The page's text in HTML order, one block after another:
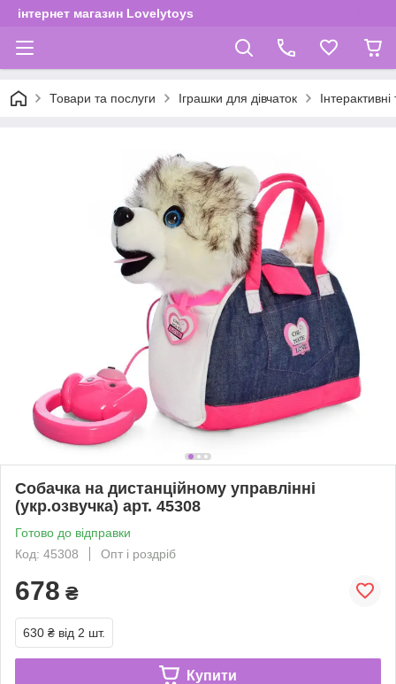
інтернет магазин Lovelytoys
Товари та послуги Іграшки для дівчаток
Собачка на дистанційному управлінні
(укр.озвучка) арт. 45308
Готово до відправки
Код: 45308
Опт і роздріб
678 ₴
630 ₴ від 2 шт.
Купити